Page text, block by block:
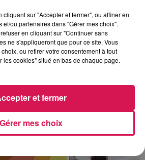
cliquant sur "Accepter et fermer", ou affiner en
ou partenaires dans "Gérer mes choix".
en cliquant sur "Continuer sans
ne s'appliqueront que pour ce site. Vous
ou retirer votre consentement à tout
les cookies" situé en bas de chaque page.
Gérer mes choix
et fermer